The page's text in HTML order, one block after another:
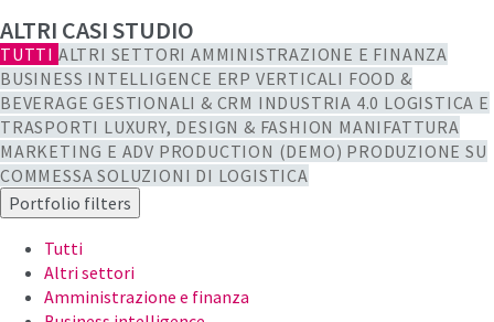
SONIA BUSATO
Busato Ingrosso Profumi
Titolare
Le persone fanno sempre la differenza. In Infodati
abbiamo trovato un consulente che ci ascolta e risolve i
problemi velocemente. Ora lavoriamo in modo più veloce
e organizzato, risparmiando tempo e denaro.
ALTRI CASI STUDIO
TUTTI ALTRI SETTORIAMMINISTRAZIONE E FINANZA
BUSINESS INTELLIGENCE ERP VERTICALI FOOD &
BEVERAGEGESTIONALI & CRM INDUSTRIA 4.0 LOGISTICA E
TRASPORTI LUXURY, DESIGN & FASHION MANIFATTURA
MARKETING E ADV PRODUCTION (DEMO) PRODUZIONE SU
COMMESSASOLUZIONI DI LOGISTICA
Portfolio filters
Tutti
Altri settori
Amministrazione e finanza